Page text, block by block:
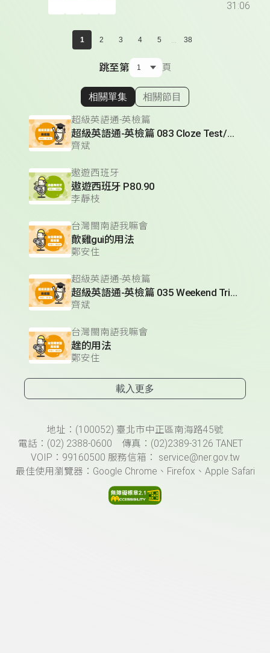
31:06
1 2 3 4 5 ... 38
跳至第 頁
顯示相關單集
相關單集 相關節目
超級英語通-英檢篇
超級英語通-英檢篇 083 Cloze Test/段落填空-13
齊斌
遨遊西班牙
遨遊西班牙 P80.90
李靜枝
台灣閩南語我嘛會
歕雞gui的用法
鄭安住
超級英語通-英檢篇
超級英語通-英檢篇 035 Weekend Trip- 週末旅遊
齊斌
台灣閩南語我嘛會
趖的用法
鄭安住
載入更多
頁尾資訊地址：(100052) 臺北市中正區南海路45號
電話：(02) 2388-0600 傳真：(02)2389-3126 TANET
VOIP：99160500 服務信箱： service@ner.gov.tw
最佳使用瀏覽器：Google Chrome、Firefox、Apple Safari